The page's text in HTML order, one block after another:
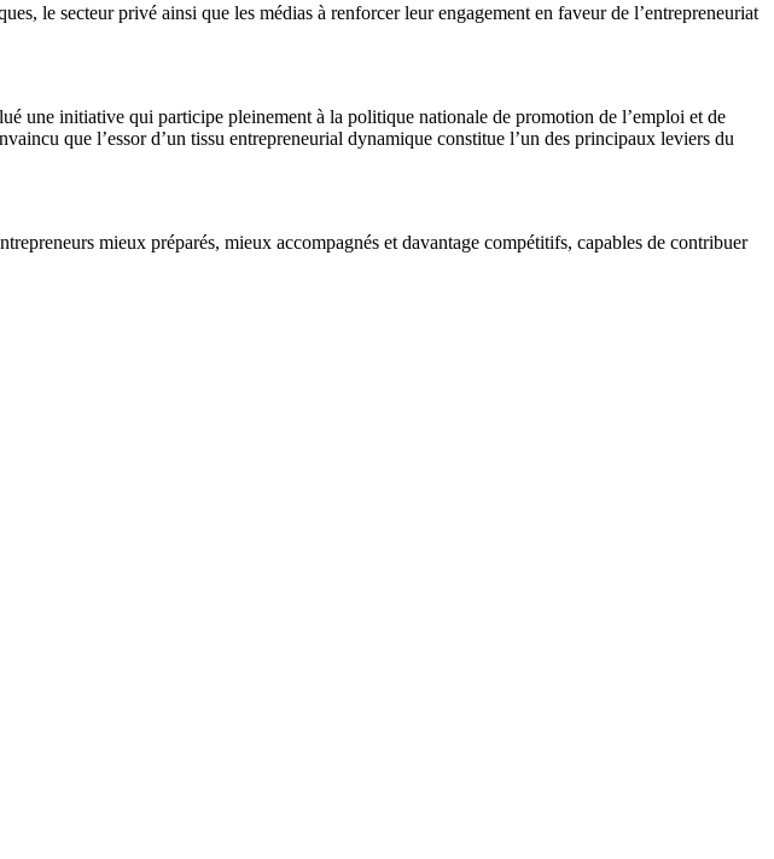
le secteur privé ainsi que les médias à renforcer leur engagement en faveur de l’entrepreneuriat
une initiative qui participe pleinement à la politique nationale de promotion de l’emploi et de
que l’essor d’un tissu entrepreneurial dynamique constitue l’un des principaux leviers du
mieux préparés, mieux accompagnés et davantage compétitifs, capables de contribuer